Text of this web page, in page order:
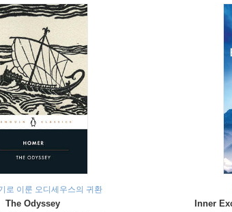
로 이룬 오디세우스의 귀환
The Odyssey